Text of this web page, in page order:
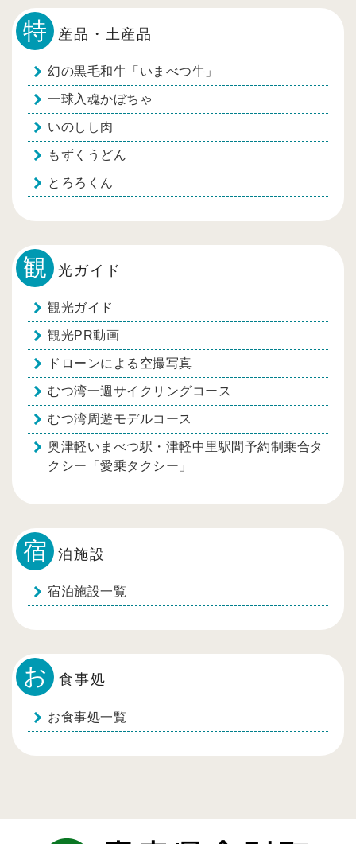
特 産品・土産品
幻の黒毛和牛「いまべつ牛」
一球入魂かぼちゃ
いのしし肉
もずくうどん
とろろくん
観 光ガイド
観光ガイド
観光PR動画
ドローンによる空撮写真
むつ湾一週サイクリングコース
むつ湾周遊モデルコース
奥津軽いまべつ駅・津軽中里駅間予約制乗合タ
クシー「愛乗タクシー」
宿 泊施設
宿泊施設一覧
お 食事処
お食事処一覧